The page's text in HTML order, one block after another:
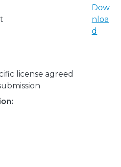
license agreed
Dow
nloa
d